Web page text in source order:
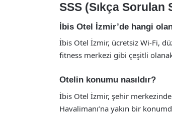
SSS (Sıkça Sorulan
İbis Otel İzmir’de hangi
İbis Otel İzmir, ücretsiz Wi-Fi,
fitness merkezi gibi çeşitli
Otelin konumu nasıldır?
İbis Otel İzmir, şehir
Havalimanı’na yakın bir